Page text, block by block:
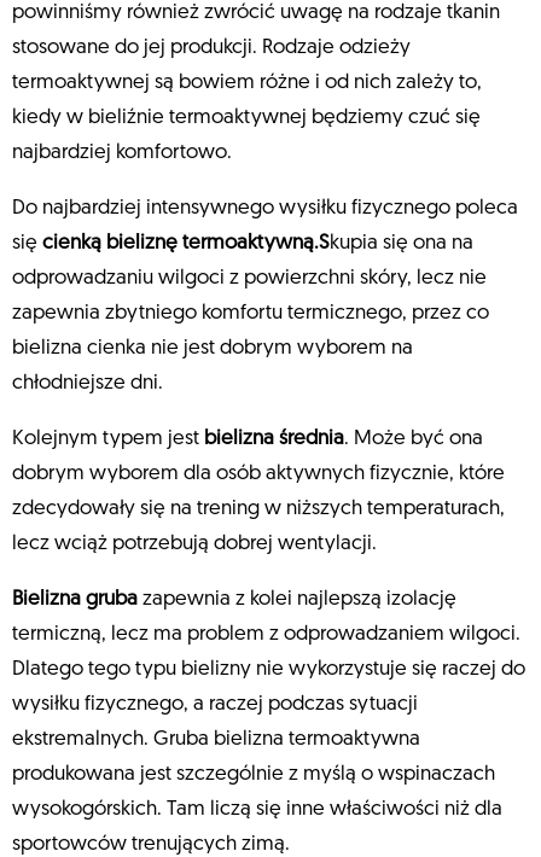
powinniśmy również zwrócić uwagę na rodzaje tkanin
stosowane do jej produkcji. Rodzaje odzieży
termoaktywnej są bowiem różne i od nich zależy to,
kiedy w bieliźnie termoaktywnej będziemy czuć się
najbardziej komfortowo.
Do najbardziej intensywnego wysiłku fizycznego poleca
się cienką bieliznę termoaktywną.Skupia się ona na
odprowadzaniu wilgoci z powierzchni skóry, lecz nie
zapewnia zbytniego komfortu termicznego, przez co
bielizna cienka nie jest dobrym wyborem na
chłodniejsze dni.
Kolejnym typem jest bielizna średnia. Może być ona
dobrym wyborem dla osób aktywnych fizycznie, które
zdecydowały się na trening w niższych temperaturach,
lecz wciąż potrzebują dobrej wentylacji.
Bielizna gruba zapewnia z kolei najlepszą izolację
termiczną, lecz ma problem z odprowadzaniem wilgoci.
Dlatego tego typu bielizny nie wykorzystuje się raczej do
wysiłku fizycznego, a raczej podczas sytuacji
ekstremalnych. Gruba bielizna termoaktywna
produkowana jest szczególnie z myślą o wspinaczach
wysokogórskich. Tam liczą się inne właściwości niż dla
sportowców trenujących zimą.